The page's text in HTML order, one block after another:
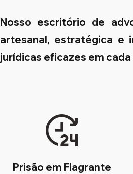
Nosso escritório de
artesanal, estratégica e
jurídicas eficazes em cada
Prisão em Flagrante